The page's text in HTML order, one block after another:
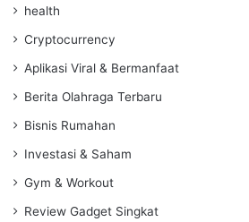
health
Cryptocurrency
Aplikasi Viral & Bermanfaat
Berita Olahraga Terbaru
Bisnis Rumahan
Investasi & Saham
Gym & Workout
Review Gadget Singkat